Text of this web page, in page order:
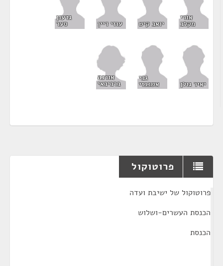
אורי
מקלב יואב קיש עוזי דיין
גדעון
סער
יאיר גולן
גבי
אשכנזי
אורנה
ברביבאי
פרוטוקול
פרוטוקול של ישיבת ועדה
הכנסת העשרים-ושלוש
הכנסת